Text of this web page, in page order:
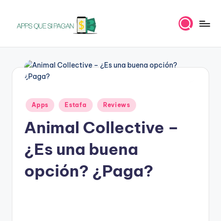
ganar
dinero
Publicado
en
Apps Estafa Reviews
Animal Collective –
¿Es una buena
opción? ¿Paga?